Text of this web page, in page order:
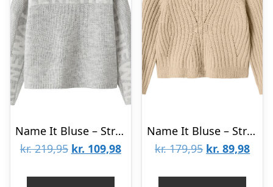
Name It Bluse – Strik – Rib – NkfNuva – Lysegråmeleret
kr.219,95 Den
kr. 109,98Den
Name It Bluse – Strik – NmfRikine – Doeskin
kr.179,95 Den
kr. 89,98Den